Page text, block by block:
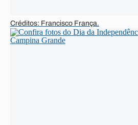
Créditos: Francisco França.